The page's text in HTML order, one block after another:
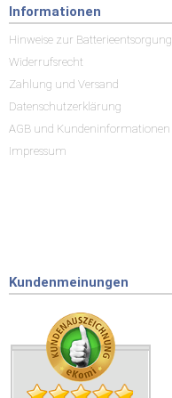
Informationen
Hinweise zur Batterieentsorgung
Widerrufsrecht
Zahlung und Versand
Datenschutzerklärung
AGB und Kundeninformationen
Impressum
Kundenmeinungen